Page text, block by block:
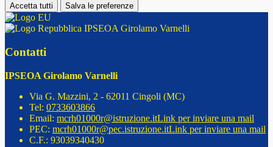
Accetta tutti Salva le preferenze
IPSEOA Girolamo Varnelli
Contatti
IPSEOA Girolamo Varnelli
Via G. Mazzini, 2 - 62011 Cingoli (MC)
Tel: 0733603866
Email: mcrh01000r@istruzione.itLink per inviare una mail
PEC: mcrh01000r@pec.istruzione.itLink per inviare una mail
C.F.: 93039340430